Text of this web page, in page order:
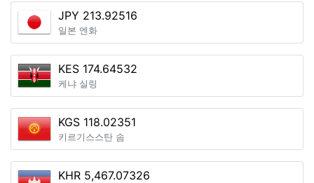
JPY 213.92516
일본 엔화
KES 174.64532
케냐 실링
KGS 118.02351
키르기스스탄 솜
KHR 5,467.07326